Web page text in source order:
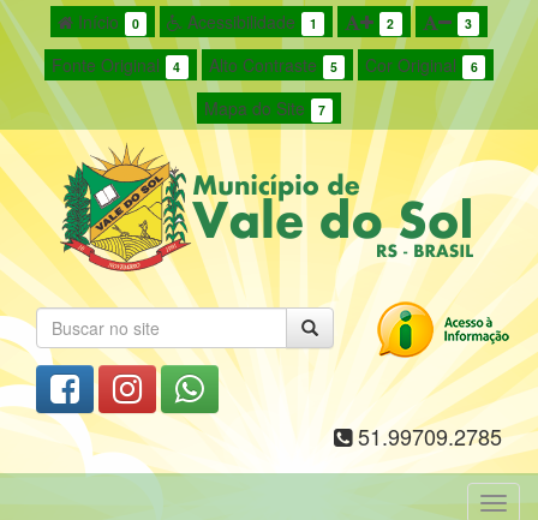
Início 0 Acessibilidade 1 2 3
Fonte Original 4 Alto Contraste 5 Cor Original 6
Mapa do Site 7
51.99709.2785